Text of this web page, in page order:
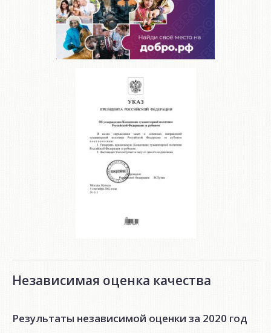
Независимая оценка качества
Результаты независимой оценки за 2020 год